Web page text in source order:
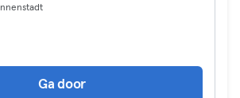
Innenstadt
Ga door